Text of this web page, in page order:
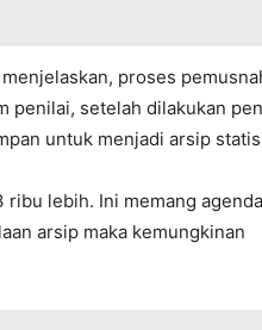
proses
penilai, setelah dilakukan
untuk menjadi arsip
ribu lebih. Ini memang
arsip maka kemungkinan